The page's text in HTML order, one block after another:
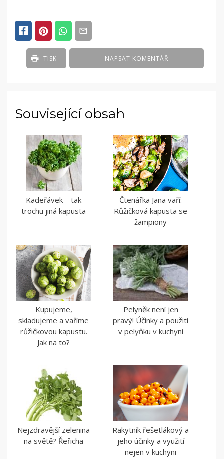
IN
ČLÁNKY
NAPSAT KOMENTÁŘ
TISK
Související obsah
Kadeřávek – tak
trochu jiná kapusta
Čtenářka Jana vaří:
Růžičková kapusta se
žampiony
Kupujeme,
skladujeme a vaříme
růžičkovou kapustu.
Jak na to?
Pelyněk není jen
pravý! Účinky a použití
v pelyňku v kuchyni
Nejzdravější zelenina
na světě? Řeřicha
Rakytník řešetlákový a
jeho účinky a využití
nejen v kuchyni